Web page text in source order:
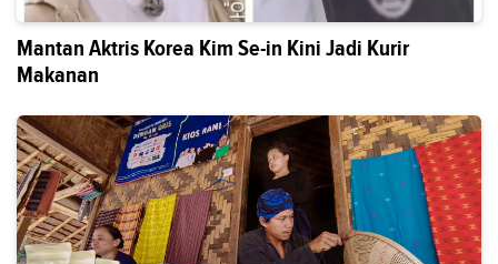
Mantan Aktris Korea Kim Se-in Kini Jadi Kurir
Makanan